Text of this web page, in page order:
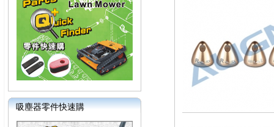
吸塵器零件快速購